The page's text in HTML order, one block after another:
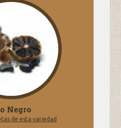
Negro
de esta variedad